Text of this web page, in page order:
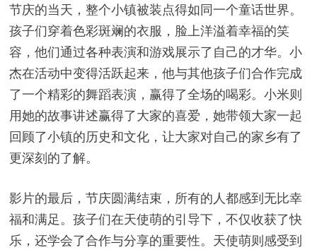
节庆的当天，整个小镇被装点得如同一个童话世界。
孩子们穿着色彩斑斓的衣服，脸上洋溢着幸福的笑
容，他们通过各种表演和游戏展示了自己的才华。小
杰在活动中变得活跃起来，他与其他孩子们合作完成
了一个精彩的舞蹈表演，赢得了全场的喝彩。小米则
用她的故事讲述赢得了大家的喜爱，她带领大家一起
回顾了小镇的历史和文化，让大家对自己的家乡有了
更深刻的了解。
影片的最后，节庆圆满结束，所有的人都感到无比幸
福和满足。孩子们在天使萌的引导下，不仅收获了快
乐，还学会了合作与分享的重要性。天使萌则感受到